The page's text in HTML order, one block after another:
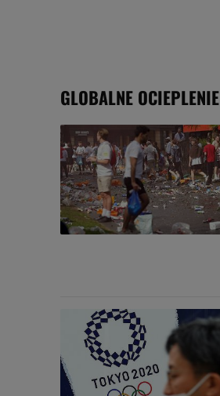
GLOBALNE OCIEPLENIE